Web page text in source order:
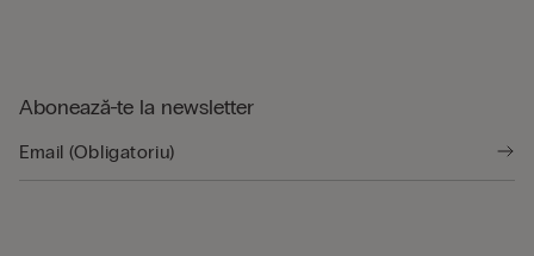
Abonează-te la newsletter